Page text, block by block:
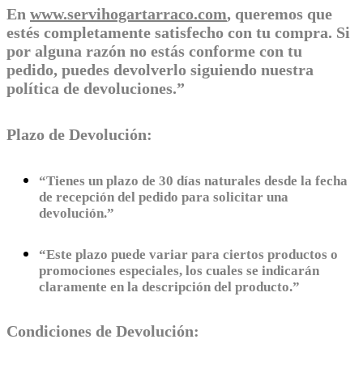
En www.servihogartarraco.com, queremos que
estés completamente satisfecho con tu compra. Si
por alguna razón no estás conforme con tu
pedido, puedes devolverlo siguiendo nuestra
política de devoluciones.”
Plazo de Devolución:
“Tienes un plazo de 30 días naturales desde la fecha
de recepción del pedido para solicitar una
devolución.”
“Este plazo puede variar para ciertos productos o
promociones especiales, los cuales se indicarán
claramente en la descripción del producto.”
Condiciones de Devolución: